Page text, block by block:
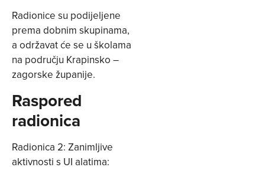
Radionice su podijeljene
prema dobnim skupinama,
a održavat će se u školama
na području Krapinsko –
zagorske županije.
Raspored
radionica
Radionica 2: Zanimljive
aktivnosti s UI alatima: